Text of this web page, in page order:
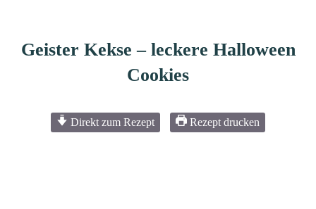
Geister Kekse – leckere Halloween
Cookies
Direkt zum Rezept Rezept drucken